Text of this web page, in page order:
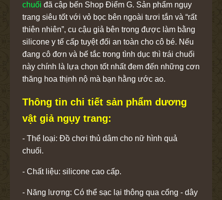
chuối đã cập bến Shop Điểm G. Sản phẩm ngụy
trang siêu tốt với vỏ bọc bên ngoài tươi tắn và “rất
thiên nhiên”, cu cậu giả bên trong được làm bằng
silicone y tế cấp tuyệt đối an toàn cho cô bé. Nếu
đang cô đơn và bế tắc trong tình dục thì trái chuối
này chính là lựa chọn tốt nhất đem đến những cơn
thăng hoa thịnh nộ mà bạn hằng ước ao.
Thông tin chi tiết sản phẩm dương
vật giả ngụy trang:
- Thể loại: Đồ chơi thủ dâm cho nữ hình quả
chuối.
- Chất liệu: silicone cao cấp.
- Năng lượng: Có thể sạc lại thông qua cổng - dây